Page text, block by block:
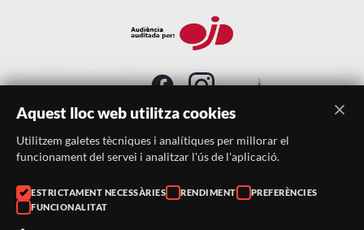
SUBSCRIU-TE AL BUTLLETÍ
Telèfon:
938046359
Correu:
Aquest lloc web utilitza cookies
Utilitzem galetes tècniques i analítiques per millorar el
funcionament del servei i analitzar l'ús de l'aplicació.
ESTRICTAMENT NECESSÀRIES RENDIMENT
PREFERÈNCIES
FUNCIONALITAT